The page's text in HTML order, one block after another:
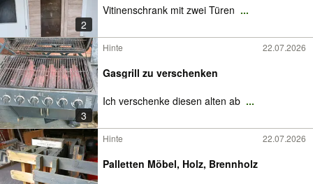
2
Vitinenschrank mit zwei Türen ...
3
Hinte 22.07.2026
Gasgrill zu verschenken
Ich verschenke diesen alten ab ...
Hinte 22.07.2026
Palletten Möbel, Holz, Brennholz